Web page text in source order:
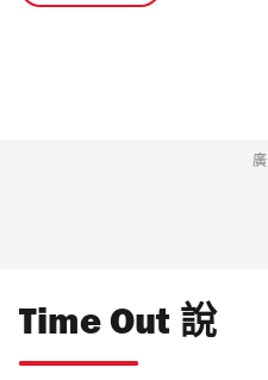
Time Out 說